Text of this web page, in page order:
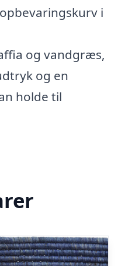
i
og vandgræs,
og en
holde til